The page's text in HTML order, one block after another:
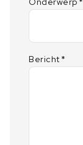
Bericht *